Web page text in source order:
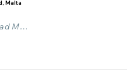
Malta
More